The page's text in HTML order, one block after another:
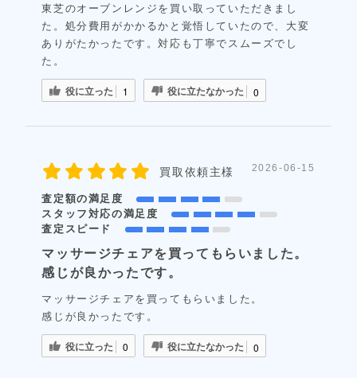
東芝のオーブンレンジを買い取っていただきまし
た。処分費用がかかるかと覚悟していたので、大変
ありがたかったです。対応も丁寧でスムーズでし
た。
役に立った 1 役に立たなかった 0
買取依頼主様 2026-06-15
査定額の満足度
スタッフ対応の満足度
査定スピード
マッサージチェアを買ってもらいました。
感じが良かったです。
マッサージチェアを買ってもらいました。
感じが良かったです。
役に立った 0 役に立たなかった 0